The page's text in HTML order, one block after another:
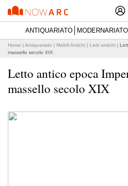
ANTIQUARIATO MODERNARIATO
Home | Antiquariato | Mobili Antichi | Letti antichi |
massello secolo XIX
Letto antico epoca
massello secolo XIX